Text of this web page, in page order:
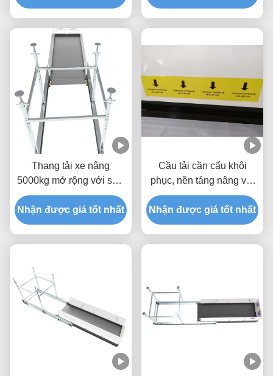
Thang tải xe nâng
5000kg mở rộng với sơn
epoxy MLP2800-H
Nhận được giá tốt nhất
Cầu tải cần cẩu khôi
phục, nền tảng nâng vật
liệu 5000kg
Nhận được giá tốt nhất